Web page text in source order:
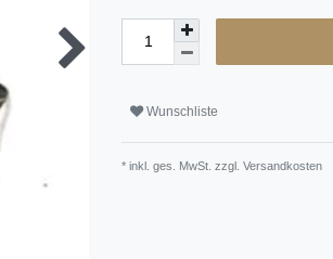
Wunschliste
* inkl. ges. MwSt. zzgl. Versandkosten